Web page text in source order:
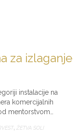
za izlaganje
instalacije na
komercijalnih
mentorstvom…
, ŽETVA SOLI